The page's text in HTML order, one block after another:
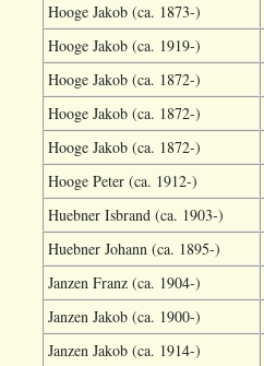
Hooge Jakob (ca. 1873-)
Hooge Jakob (ca. 1919-)
Hooge Jakob (ca. 1872-)
Hooge Jakob (ca. 1872-)
Hooge Jakob (ca. 1872-)
Hooge Peter (ca. 1912-)
Huebner Isbrand (ca. 1903-)
Huebner Johann (ca. 1895-)
Janzen Franz (ca. 1904-)
Janzen Jakob (ca. 1900-)
Janzen Jakob (ca. 1914-)